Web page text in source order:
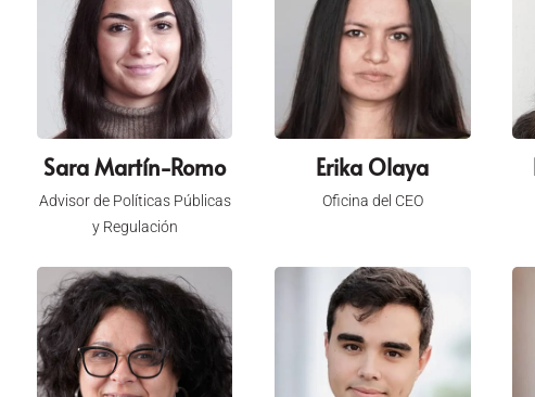
Sara Martín-Romo
Advisor de Políticas Públicas
y Regulación
Erika Olaya
Oficina del CEO